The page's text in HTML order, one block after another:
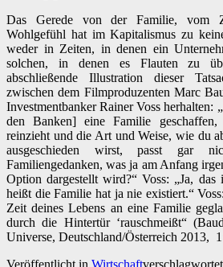
Das Gerede von der Familie, vom
Wohlgefühl hat im Kapitalismus zu
weder in Zeiten, in denen ein
solchen, in denen es Flauten zu
abschließende Illustration dieser
zwischen dem Filmproduzenten Marc
Investmentbanker Rainer Voss herhalten:
den Banken] eine Familie
reinzieht und die Art und Weise, wie du
ausgeschieden wirst, passt gar
Familiengedanken, was ja am Anfang
Option dargestellt wird?“ Voss: „Ja,
heißt die Familie hat ja nie existiert.“
Zeit deines Lebens an eine Familie
durch die Hintertür ‘rauschmeißt“
Universe, Deutschland/Österreich 2013,
Veröffentlicht in Wirtschaftverschlagwortet